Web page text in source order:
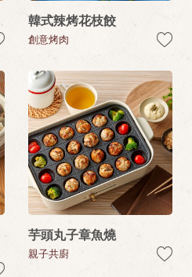
韓式辣烤花枝餃
創意烤肉
芋頭丸子章魚燒
親子共廚